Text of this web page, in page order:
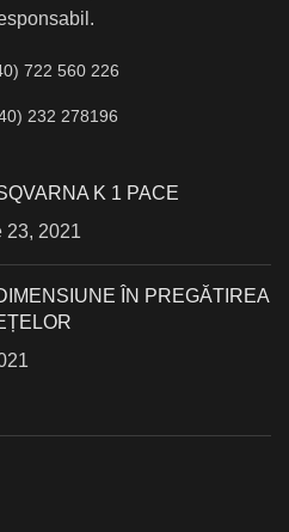
722 560 226
232 278196
K 1 PACE
23, 2021
ÎN PREGĂTIREA